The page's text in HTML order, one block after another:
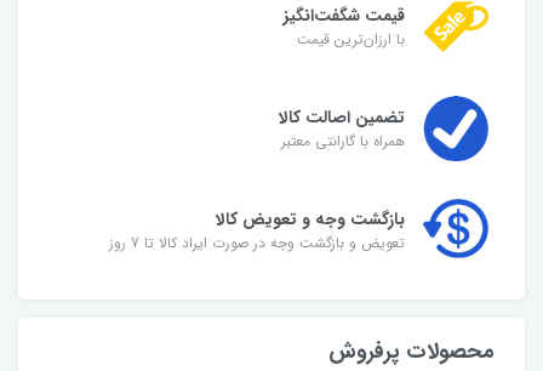
قیمت شگفت‌انگیز
با ارزان‌ترین قیمت
تضمین اصالت کالا
همراه با گارانتی معتبر
بازگشت وجه و تعویض کالا
تعویض و بازگشت وجه در صورت ایراد کالا تا 7 روز
محصولات پرفروش